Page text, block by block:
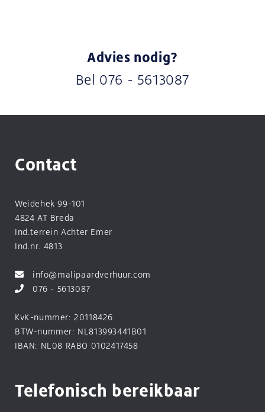
Advies nodig?
Bel 076 - 5613087
Contact
Weidehek 99-101
4824 AT Breda
Ind.terrein Achter Emer
Ind.nr. 4813
info@malipaardverhuur.com
076 - 5613087
KvK-nummer: 20118426
BTW-nummer: NL813993441B01
IBAN: NL08 RABO 0102417458
Telefonisch bereikbaar